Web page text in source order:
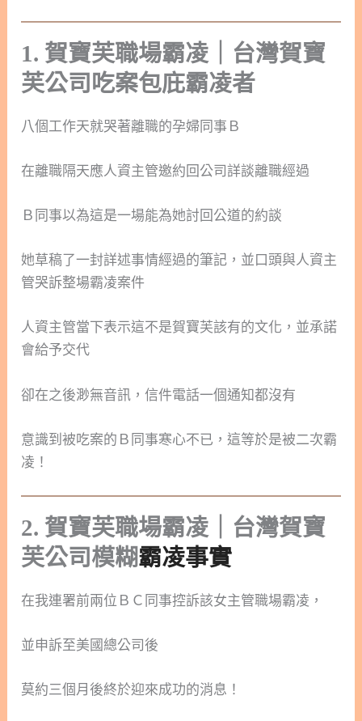
1. 賀寶芙職場霸凌｜台灣賀寶
芙公司吃案包庇霸凌者
八個工作天就哭著離職的孕婦同事Ｂ
在離職隔天應人資主管邀約回公司詳談離職經過
Ｂ同事以為這是一場能為她討回公道的約談
她草稿了一封詳述事情經過的筆記，並口頭與人資主
管哭訴整場霸凌案件
人資主管當下表示這不是賀寶芙該有的文化，並承諾
會給予交代
卻在之後渺無音訊，信件電話一個通知都沒有
意識到被吃案的Ｂ同事寒心不已，這等於是被二次霸
凌！
2. 賀寶芙職場霸凌｜台灣賀寶
芙公司模糊霸凌事實
在我連署前兩位ＢＣ同事控訴該女主管職場霸凌，
並申訴至美國總公司後
莫約三個月後終於迎來成功的消息！